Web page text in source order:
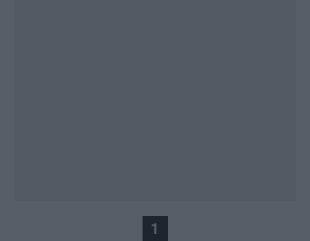
1